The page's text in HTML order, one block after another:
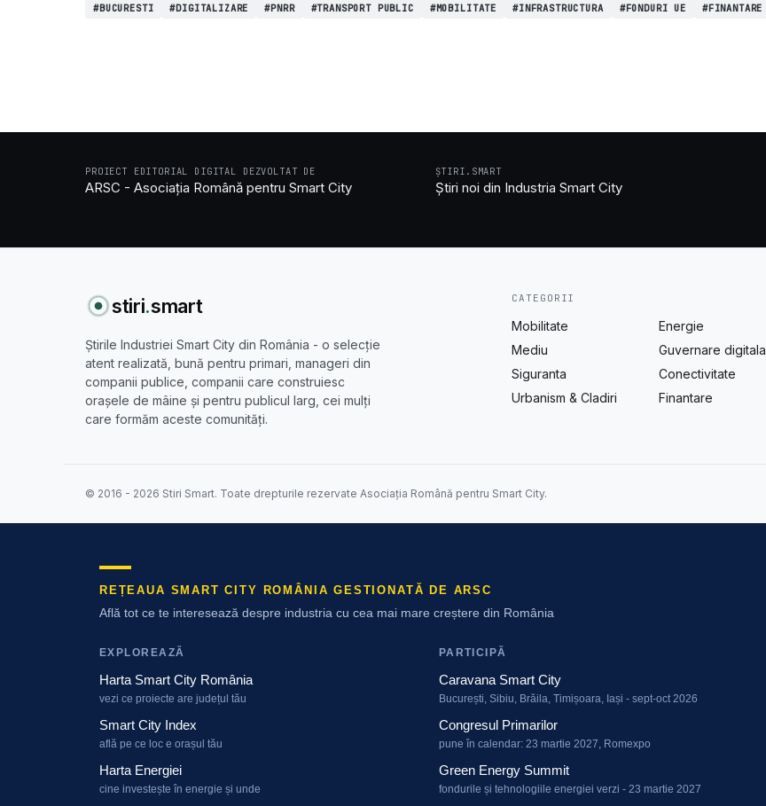
#BUCURESTI #DIGITALIZARE #PNRR #TRANSPORT PUBLIC #MOBILITATE #INFRASTRUCTURA #FONDURI UE #FINANTARE
PROIECT EDITORIAL DIGITAL DEZVOLTAT DE
ARSC - Asociația Română pentru Smart City
ȘTIRI.SMART
Știri noi din Industria Smart City
stiri.smart
Știrile Industriei Smart City din România - o selecție
atent realizată, bună pentru primari, manageri din
companii publice, companii care construiesc
orașele de mâine și pentru publicul larg, cei mulți
care formăm aceste comunități.
CATEGORII
Mobilitate
Energie
Mediu
Guvernare digitala
Siguranta
Conectivitate
Urbanism & Cladiri
Finantare
© 2016 - 2026 Stiri Smart. Toate drepturile rezervate Asociația Română pentru Smart City.
REȚEAUA SMART CITY ROMÂNIA GESTIONATĂ DE ARSC
Află tot ce te interesează despre industria cu cea mai mare creștere din România
EXPLOREAZĂ
Harta Smart City România
vezi ce proiecte are județul tău
Smart City Index
află pe ce loc e orașul tău
Harta Energiei
cine investește în energie și unde
PARTICIPĂ
Caravana Smart City
București, Sibiu, Brăila, Timișoara, Iași - sept-oct 2026
Congresul Primarilor
pune în calendar: 23 martie 2027, Romexpo
Green Energy Summit
fondurile și tehnologiile energiei verzi - 23 martie 2027